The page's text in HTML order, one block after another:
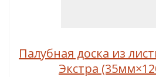
Палубная доска из
Экстра